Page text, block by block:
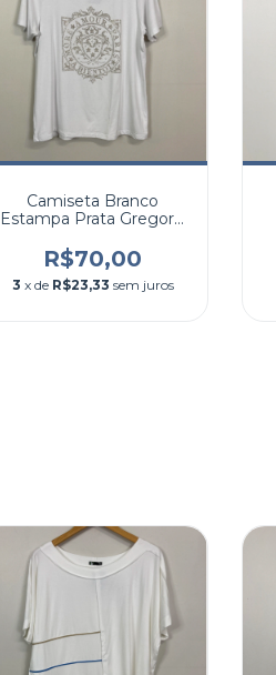
Camiseta Branco
Estampa Prata Gregory,
R$70,00
3 x de R$23,33 sem juros